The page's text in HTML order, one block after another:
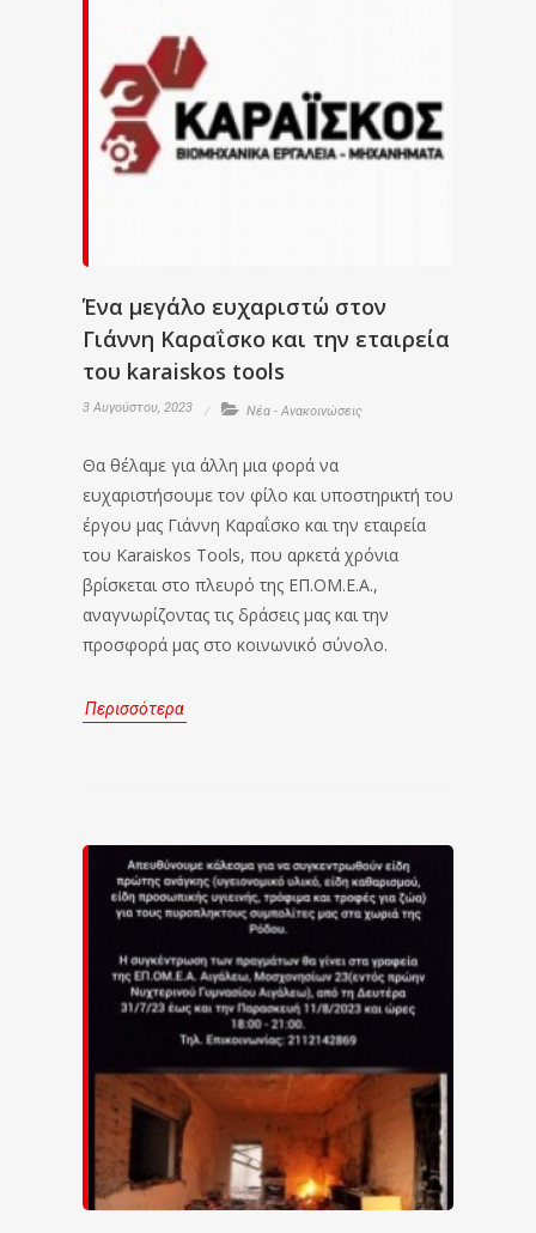
Ένα μεγάλο ευχαριστώ στον
Γιάννη Καραΐσκο και την εταιρεία
του karaiskos tools
3 Αυγούστου, 2023 Νέα - Ανακοινώσεις
Θα θέλαμε για άλλη μια φορά να
ευχαριστήσουμε τον φίλο και υποστηρικτή του
έργου μας Γιάννη Καραΐσκο και την εταιρεία
του Karaiskos Tools, που αρκετά χρόνια
βρίσκεται στο πλευρό της ΕΠ.ΟΜ.Ε.Α.,
αναγνωρίζοντας τις δράσεις μας και την
προσφορά μας στο κοινωνικό σύνολο.
Περισσότερα